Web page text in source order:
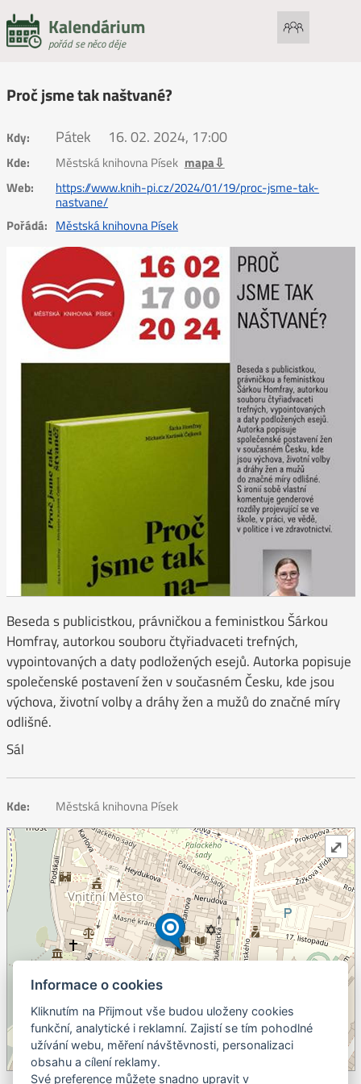
Kalendárium
pořád se něco děje
Proč jsme tak naštvané?
Kdy: Pátek 16. 02. 2024, 17:00
Kde: Městská knihovna Písek mapa⇩
Web:
https://www.knih-pi.cz/2024/01/19/proc-jsme-tak-
nastvane/
Pořádá: Městská knihovna Písek
Beseda s publicistkou, právničkou a feministkou Šárkou
Homfray, autorkou souboru čtyřiadvaceti trefných,
vypointovaných a daty podložených esejů. Autorka popisuje
společenské postavení žen v současném Česku, kde jsou
výchova, životní volby a dráhy žen a mužů do značné míry
odlišné.
Sál
Kde: Městská knihovna Písek
©OpenStreetMapcontributors.
⤢
Informace o cookies
Kliknutím na Přijmout vše budou uloženy cookies
funkční, analytické i reklamní. Zajistí se tím pohodlné
užívání webu, měření návštěvnosti, personalizaci
obsahu a cílení reklamy.
Své preference můžete snadno upravit v